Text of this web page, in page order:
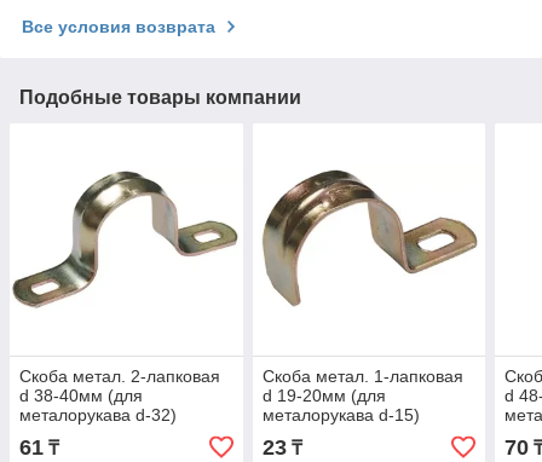
Все условия возврата
Подобные товары компании
Скоба метал. 2-лапковая
d 38-40мм (для
металорукава d-32)
61 ₸
Скоба метал. 1-лапковая
d 19-20мм (для
металорукава d-15)
23₸
d
70